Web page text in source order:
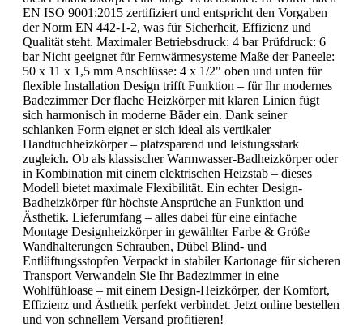
EN ISO 9001:2015 zertifiziert und entspricht den Vorgaben
der Norm EN 442-1-2, was für Sicherheit, Effizienz und
Qualität steht. Maximaler Betriebsdruck: 4 bar Prüfdruck: 6
bar Nicht geeignet für Fernwärmesysteme Maße der Paneele:
50 x 11 x 1,5 mm Anschlüsse: 4 x 1/2" oben und unten für
flexible Installation Design trifft Funktion – für Ihr modernes
Badezimmer Der flache Heizkörper mit klaren Linien fügt
sich harmonisch in moderne Bäder ein. Dank seiner
schlanken Form eignet er sich ideal als vertikaler
Handtuchheizkörper – platzsparend und leistungsstark
zugleich. Ob als klassischer Warmwasser-Badheizkörper oder
in Kombination mit einem elektrischen Heizstab – dieses
Modell bietet maximale Flexibilität. Ein echter Design-
Badheizkörper für höchste Ansprüche an Funktion und
Ästhetik. Lieferumfang – alles dabei für eine einfache
Montage Designheizkörper in gewählter Farbe & Größe
Wandhalterungen Schrauben, Dübel Blind- und
Entlüftungsstopfen Verpackt in stabiler Kartonage für sicheren
Transport Verwandeln Sie Ihr Badezimmer in eine
Wohlfühloase – mit einem Design-Heizkörper, der Komfort,
Effizienz und Ästhetik perfekt verbindet. Jetzt online bestellen
und von schnellem Versand profitieren!